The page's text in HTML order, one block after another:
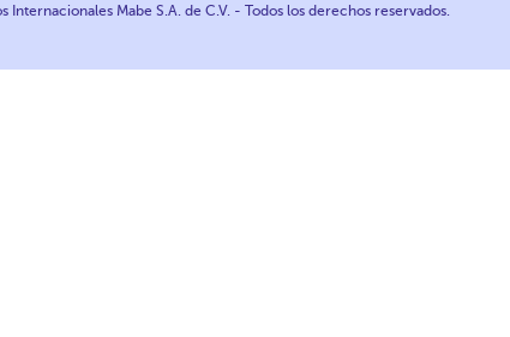
Mabe S.A. de C.V. - Todos los derechos reservados.